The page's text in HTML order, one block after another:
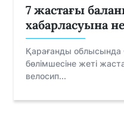
7 жастағы
хабарласуына
Қарағанды
бөлімшесіне жеті
велосип...